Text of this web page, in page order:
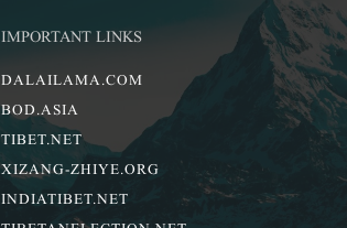
IMPORTANT LINKS
DALAILAMA.COM
BOD.ASIA
TIBET.NET
XIZANG-ZHIYE.ORG
INDIATIBET.NET